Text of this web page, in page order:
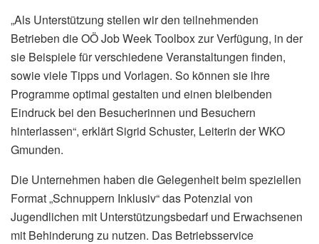
„Als Unterstützung stellen wir den teilnehmenden
Betrieben die OÖ Job Week Toolbox zur Verfügung, in der
sie Beispiele für verschiedene Veranstaltungen finden,
sowie viele Tipps und Vorlagen. So können sie ihre
Programme optimal gestalten und einen bleibenden
Eindruck bei den Besucherinnen und Besuchern
hinterlassen“, erklärt Sigrid Schuster, Leiterin der WKO
Gmunden.
Die Unternehmen haben die Gelegenheit beim speziellen
Format „Schnuppern Inklusiv“ das Potenzial von
Jugendlichen mit Unterstützungsbedarf und Erwachsenen
mit Behinderung zu nutzen. Das Betriebsservice